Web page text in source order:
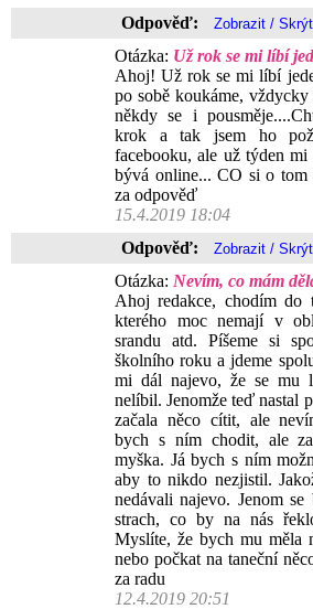
Odpověď:
Otázka: Už rok se mi líbí
Ahoj! Už rok se mi líbí
po sobě koukáme, vždycky
někdy se i
krok a tak jsem ho
facebooku, ale už týden
bývá online... CO si o tom
za odpověď
15.4.2019 18:04
Odpověď:
Otázka: Nevím, co mám
Ahoj redakce, chodím do
kterého moc nemají v
srandu atd. Píšeme si
školního roku a jdeme
mi dál najevo, že se mu
nelíbil. Jenomže teď nastal
začala něco cítit, ale
bych s ním chodit, ale
myška. Já bych s ním
aby to nikdo nezjistil.
nedávali najevo. Jenom
strach, co by na nás
Myslíte, že bych mu měla
nebo počkat na taneční
za radu
12.4.2019 20:51